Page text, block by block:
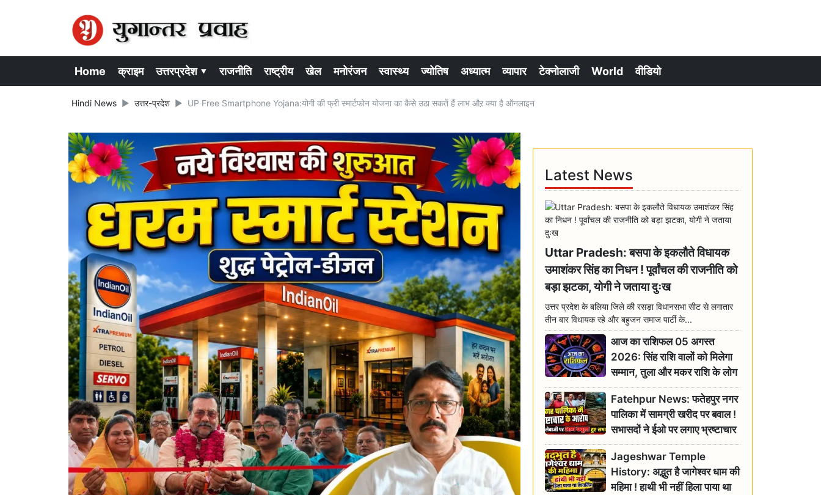
Home क्राइम उत्तरप्रदेश ▾ राजनीति राष्ट्रीय खेल मनोरंजन स्वास्थ्य ज्योतिष अध्यात्म व्यापार टेक्नोलाजी World वीडियो
Hindi News उत्तर-प्रदेश UP Free Smartphone Yojana:योगी की फ्री स्मार्टफोन योजना का कैसे उठा सकतें हैं लाभ औऱ क्या है ऑनलाइन
Latest News
Uttar Pradesh: बसपा के इकलौते विधायक
उमाशंकर सिंह का निधन ! पूर्वांचल की राजनीति को
बड़ा झटका, योगी ने जताया दुःख
उत्तर प्रदेश के बलिया जिले की रसड़ा विधानसभा सीट से लगातार
तीन बार विधायक रहे और बहुजन समाज पार्टी के...
आज का राशिफल 05 अगस्त
2026: सिंह राशि वालों को मिलेगा
सम्मान, तुला और मकर राशि के लोग
रहें सतर्क
Fatehpur News: फतेहपुर नगर
पालिका में सामग्री खरीद पर बवाल !
सभासदों ने ईओ पर लगाए भ्रष्टाचार
के गंभीर आरोप
Jageshwar Temple
History: अद्भुत है जागेश्वर धाम की
महिमा ! हाथी भी नहीं हिला पाया था